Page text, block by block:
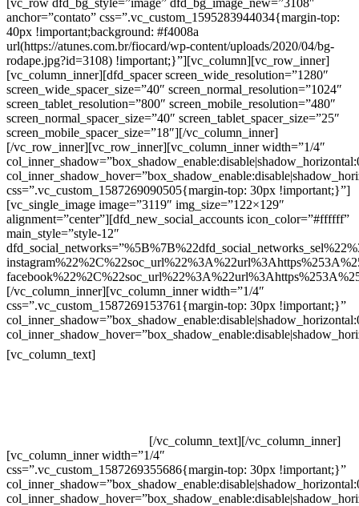
anchor=”contato” css=”.vc_custom_1595283944034{margin-top:
40px !important;background: #f4008a
url(https://atunes.com.br/fiocard/wp-content/uploads/2020/04/bg-
rodape.jpg?id=3108) !important;}”][vc_column][vc_row_inner]
[vc_column_inner][dfd_spacer screen_wide_resolution=”1280″
screen_wide_spacer_size=”40″ screen_normal_resolution=”1024″
screen_tablet_resolution=”800″ screen_mobile_resolution=”480″
screen_normal_spacer_size=”40″ screen_tablet_spacer_size=”25″
screen_mobile_spacer_size=”18″][/vc_column_inner]
[/vc_row_inner][vc_row_inner][vc_column_inner width=”1/4″
css=”.vc_custom_1587269090505{margin-top: 30px !important;}”]
[vc_single_image image=”3119″ img_size=”122×129″
alignment=”center”][dfd_new_social_accounts icon_color=”#ffffff”
main_style=”style-12″
[/vc_column_inner][vc_column_inner width=”1/4″
css=”.vc_custom_1587269153761{margin-top: 30px !important;}”
[vc_column_text]
[/vc_column_text][/vc_column_inner]
[vc_column_inner width=”1/4″
css=”.vc_custom_1587269355686{margin-top: 30px !important;}”